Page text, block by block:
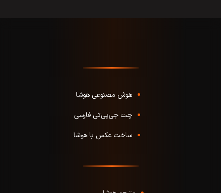
هوش مصنوعی هوشا
چت جی‌پی‌تی فارسی
ساخت عکس با هوشا